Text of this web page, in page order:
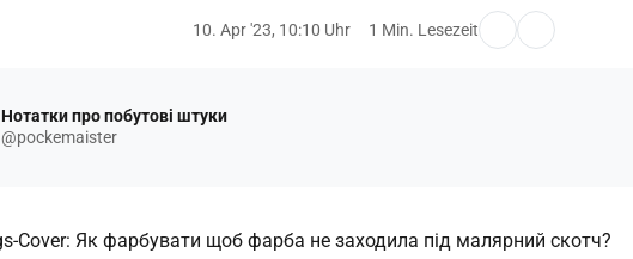
10. Apr '23, 10:10 Uhr 1 Min. Lesezeit
Нотатки про побутові штуки
@pockemaister